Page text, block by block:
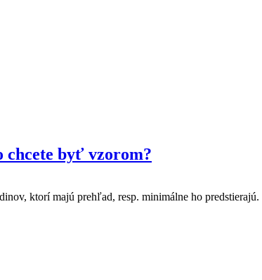
chcete byť vzorom?
ktorí majú prehľad, resp. minimálne ho